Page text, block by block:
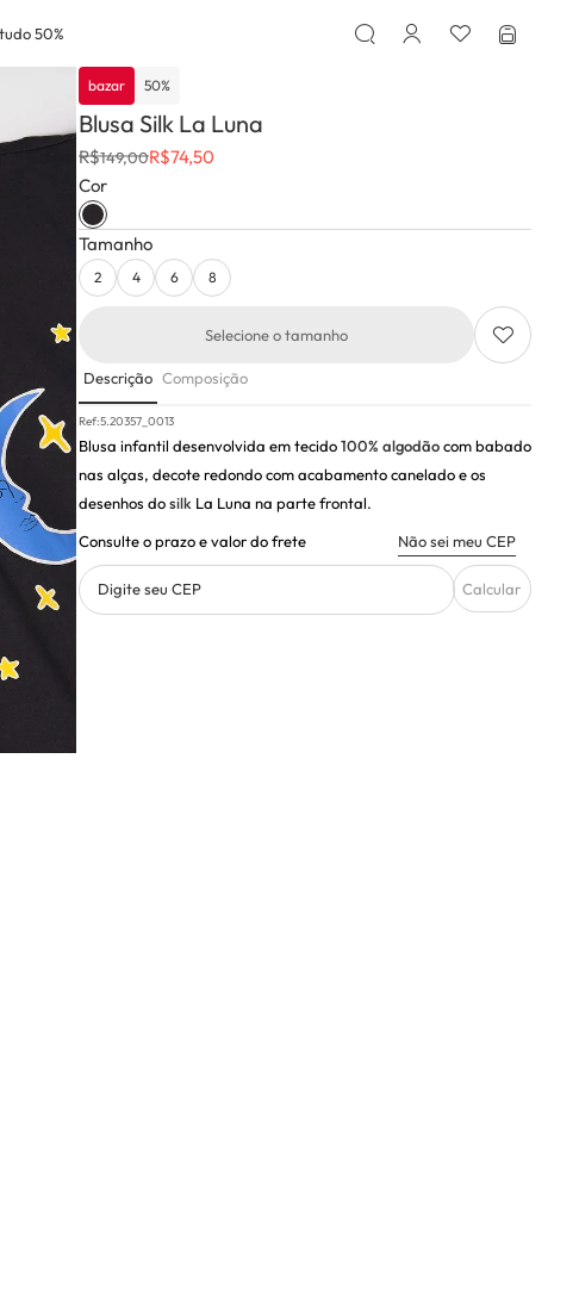
50%
bazar 50%
Blusa Silk La Luna
R$149,00R$74,50
Cor
Tamanho
2 4 6 8
Selecione o tamanho
Descrição Composição
Ref:5.20357_0013
Blusa infantil desenvolvida em tecido100% algodãocom babado
nas alças, decote redondo com acabamento canelado e os
desenhos dosilk La Luna na parte frontal.
Consulte o prazo e valor do frete
Não sei meu CEP
Digite seu CEP Calcular